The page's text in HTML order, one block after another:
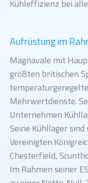
Kühleffizienz bei
Aufrüstung im
Magnavale mit
größten britischen
Mehrwertdienste.
Unternehmen
Seine Kühllager
Vereinigten
Chesterfield,
Im Rahmen seiner